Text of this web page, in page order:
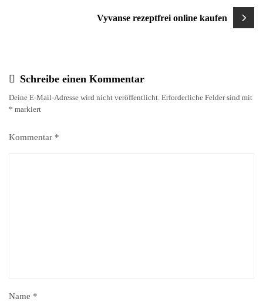
Vyvanse rezeptfrei online kaufen
Schreibe einen Kommentar
Deine E-Mail-Adresse wird nicht veröffentlicht. Erforderliche Felder sind mit
* markiert
Kommentar *
Name *